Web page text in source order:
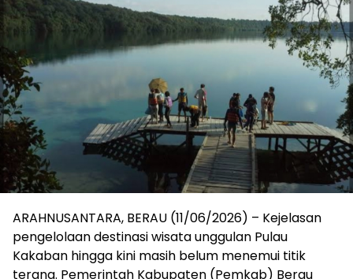
ARAHNUSANTARA, BERAU (11/06/2026) – Kejelasan
pengelolaan destinasi wisata unggulan Pulau
Kakaban hingga kini masih belum menemui titik
terang. Pemerintah Kabupaten (Pemkab) Berau